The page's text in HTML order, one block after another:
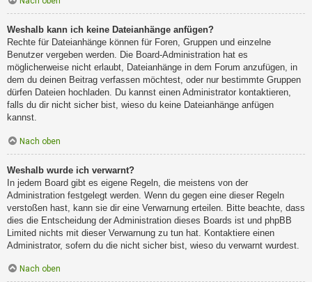
Weshalb kann ich keine Dateianhänge anfügen?
Rechte für Dateianhänge können für Foren, Gruppen und einzelne
Benutzer vergeben werden. Die Board-Administration hat es
möglicherweise nicht erlaubt, Dateianhänge in dem Forum anzufügen, in
dem du deinen Beitrag verfassen möchtest, oder nur bestimmte Gruppen
dürfen Dateien hochladen. Du kannst einen Administrator kontaktieren,
falls du dir nicht sicher bist, wieso du keine Dateianhänge anfügen
kannst.
Nach oben
Weshalb wurde ich verwarnt?
In jedem Board gibt es eigene Regeln, die meistens von der
Administration festgelegt werden. Wenn du gegen eine dieser Regeln
verstoßen hast, kann sie dir eine Verwarnung erteilen. Bitte beachte, dass
dies die Entscheidung der Administration dieses Boards ist und phpBB
Limited nichts mit dieser Verwarnung zu tun hat. Kontaktiere einen
Administrator, sofern du die nicht sicher bist, wieso du verwarnt wurdest.
Nach oben